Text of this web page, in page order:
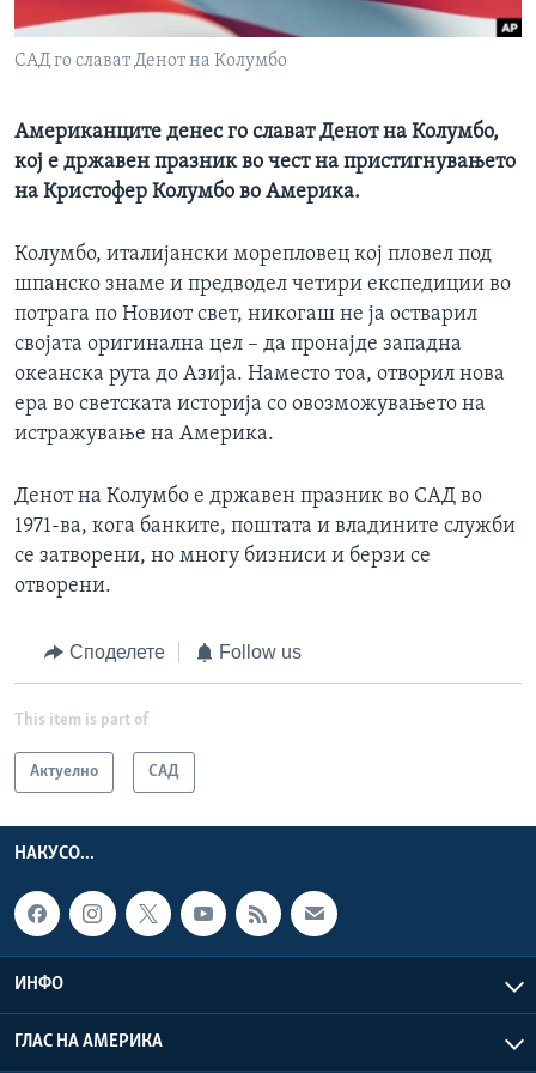
ИНТЕРВЈУА
САД го слават Денот на Колумбо
Американците денес го слават Денот на Колумбо,
кој е државен празник во чест на пристигнувањето
на Кристофер Колумбо во Америка.
Колумбо, италијански морепловец кој пловел под
шпанско знаме и предводел четири експедиции во
потрага по Новиот свет, никогаш не ја остварил
својата оригинална цел – да пронајде западна
океанска рута до Азија. Наместо тоа, отворил нова
ера во светската историја со овозможувањето на
истражување на Америка.
Денот на Колумбо е државен празник во САД во
1971-ва, кога банките, поштата и владините служби
се затворени, но многу бизниси и берзи се
отворени.
Споделете Follow us
This item is part of
Актуелно САД
НАКУСО...
ИНФО
ГЛАС НА АМЕРИКА